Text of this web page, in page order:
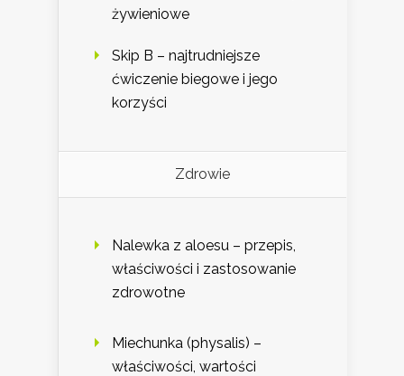
żywieniowe
Skip B – najtrudniejsze
ćwiczenie biegowe i jego
korzyści
Zdrowie
Nalewka z aloesu – przepis,
właściwości i zastosowanie
zdrowotne
Miechunka (physalis) –
właściwości, wartości